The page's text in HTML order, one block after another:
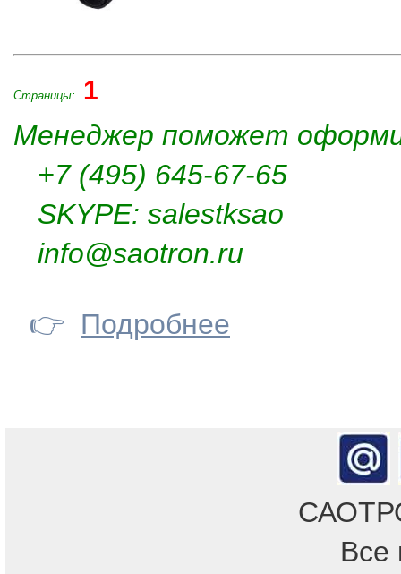
Страницы: 1
Менеджер поможет
+7 (495) 645-67-65
SKYPE: salestksao
info@saotron.ru
👉 Подробнее
Все